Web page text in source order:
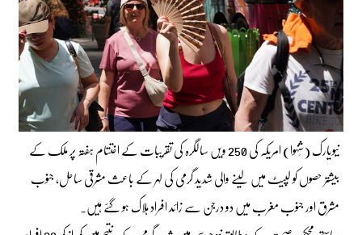
نیویارک (شِنہوا) امریکہ کی 250 ویں سالگرہ کی تقریبات کے اختتام ہفتہ پر ملک کے
بیشتر حصوں کو لپیٹ میں لینے والی شدید گرمی کی لہر کے باعث مشرقی ساحل، جنوب
مشرق اور جنوب مغرب میں دو درجن سے زائد افراد ہلاک ہو گئے ہیں۔